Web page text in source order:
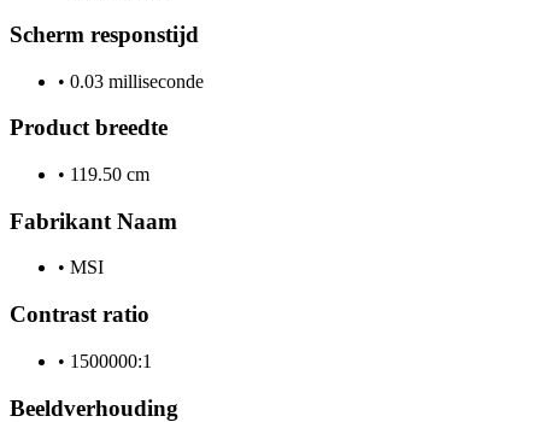
Scherm responstijd
• 0.03 milliseconde
Product breedte
• 119.50 cm
Fabrikant Naam
• MSI
Contrast ratio
• 1500000:1
Beeldverhouding